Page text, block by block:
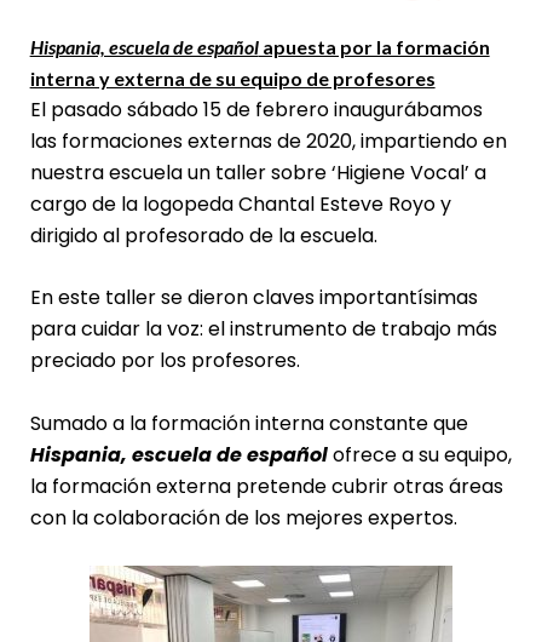
Hispania, escuela de españolapuesta por la formación
interna y externa de su equipo de profesores
El pasado sábado 15 de febrero inaugurábamos
las formaciones externas de 2020, impartiendo en
nuestra escuela un taller sobre ‘Higiene Vocal’ a
cargo de la logopeda Chantal Esteve Royo y
dirigido al profesorado de la escuela.
En este taller se dieron claves importantísimas
para cuidar la voz: el instrumento de trabajo más
preciado por los profesores.
Sumado a la formación interna constante que
Hispania, escuela de españolofrece a su equipo,
la formación externa pretende cubrir otras áreas
con la colaboración de los mejores expertos.